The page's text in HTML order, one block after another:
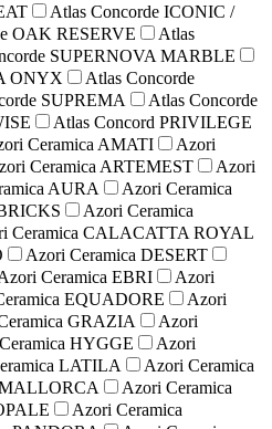
Atlas Concorde ICONIC /
OAK RESERVE
Atlas
SUPERNOVA MARBLE
ONYX
Atlas Concorde
SUPREMA
Atlas Concorde
Atlas Concord PRIVILEGE
Ceramica AMATI
Azori
Ceramica ARTEMEST
Azori
AURA
Azori Ceramica
Azori Ceramica
Ceramica CALACATTA ROYAL
Azori Ceramica DESERT
Ceramica EBRI
Azori
EQUADORE
Azori
GRAZIA
Azori
HYGGE
Azori
LATILA
Azori Ceramica
Azori Ceramica
Azori Ceramica